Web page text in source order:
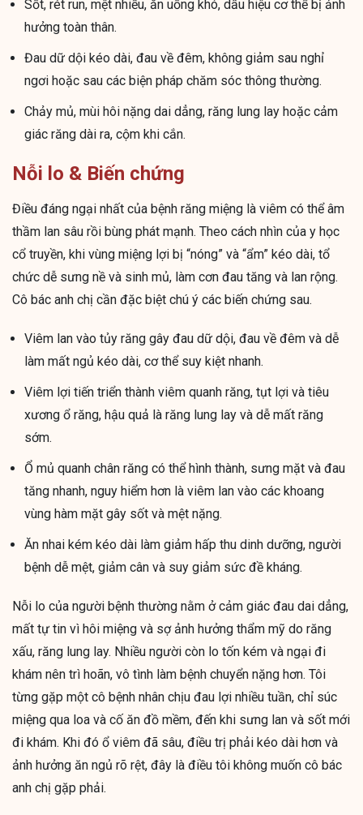
Sốt, rét run, mệt nhiều, ăn uống khó, dấu hiệu cơ thể bị ảnh
hưởng toàn thân.
Đau dữ dội kéo dài, đau về đêm, không giảm sau nghỉ
ngơi hoặc sau các biện pháp chăm sóc thông thường.
Chảy mủ, mùi hôi nặng dai dẳng, răng lung lay hoặc cảm
giác răng dài ra, cộm khi cắn.
Nỗi lo & Biến chứng
Điều đáng ngại nhất của bệnh răng miệng là viêm có thể âm
thầm lan sâu rồi bùng phát mạnh. Theo cách nhìn của y học
cổ truyền, khi vùng miệng lợi bị “nóng” và “ẩm” kéo dài, tổ
chức dễ sưng nề và sinh mủ, làm cơn đau tăng và lan rộng.
Cô bác anh chị cần đặc biệt chú ý các biến chứng sau.
Viêm lan vào tủy răng gây đau dữ dội, đau về đêm và dễ
làm mất ngủ kéo dài, cơ thể suy kiệt nhanh.
Viêm lợi tiến triển thành viêm quanh răng, tụt lợi và tiêu
xương ổ răng, hậu quả là răng lung lay và dễ mất răng
sớm.
Ổ mủ quanh chân răng có thể hình thành, sưng mặt và đau
tăng nhanh, nguy hiểm hơn là viêm lan vào các khoang
vùng hàm mặt gây sốt và mệt nặng.
Ăn nhai kém kéo dài làm giảm hấp thu dinh dưỡng, người
bệnh dễ mệt, giảm cân và suy giảm sức đề kháng.
Nỗi lo của người bệnh thường nằm ở cảm giác đau dai dẳng,
mất tự tin vì hôi miệng và sợ ảnh hưởng thẩm mỹ do răng
xấu, răng lung lay. Nhiều người còn lo tốn kém và ngại đi
khám nên trì hoãn, vô tình làm bệnh chuyển nặng hơn. Tôi
từng gặp một cô bệnh nhân chịu đau lợi nhiều tuần, chỉ súc
miệng qua loa và cố ăn đồ mềm, đến khi sưng lan và sốt mới
đi khám. Khi đó ổ viêm đã sâu, điều trị phải kéo dài hơn và
ảnh hưởng ăn ngủ rõ rệt, đây là điều tôi không muốn cô bác
anh chị gặp phải.